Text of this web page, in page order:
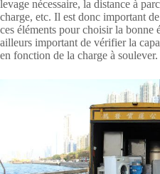
levage nécessaire, la distance à
charge, etc. Il est donc important
ces éléments pour choisir la bonne
ailleurs important de vérifier la
en fonction de la charge à soulever.